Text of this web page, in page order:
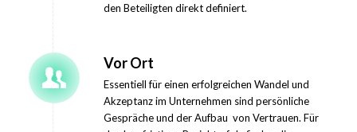
den Beteiligten direkt definiert.
Vor Ort
Essentiell für einen erfolgreichen Wandel und
Akzeptanz im Unternehmen sind persönliche
Gespräche und der Aufbau von Vertrauen. Für